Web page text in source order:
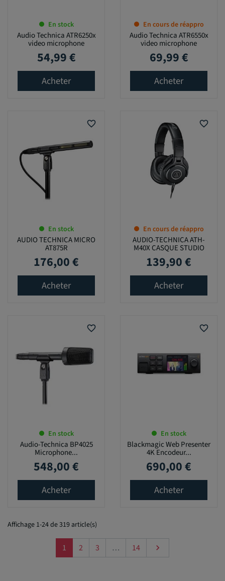
En stock
Audio Technica ATR6250x
video microphone
Prix
54,99 €
Acheter
En cours de réappro
Audio Technica ATR6550x
video microphone
Prix
69,99 €
Acheter
favorite_border
En stock
AUDIO TECHNICA MICRO
AT875R
Prix
176,00 €
Acheter
favorite_border
En cours de réappro
AUDIO-TECHNICA ATH-
M40X CASQUE STUDIO
Prix
139,90 €
Acheter
favorite_border
En stock
Audio-Technica BP4025
Microphone...
Prix
548,00 €
Acheter
favorite_border
En stock
Blackmagic Web Presenter
4K Encodeur...
Prix
690,00 €
Acheter
Affichage 1-24 de 319 article(s)
1 2 3 … 14 Suivant
